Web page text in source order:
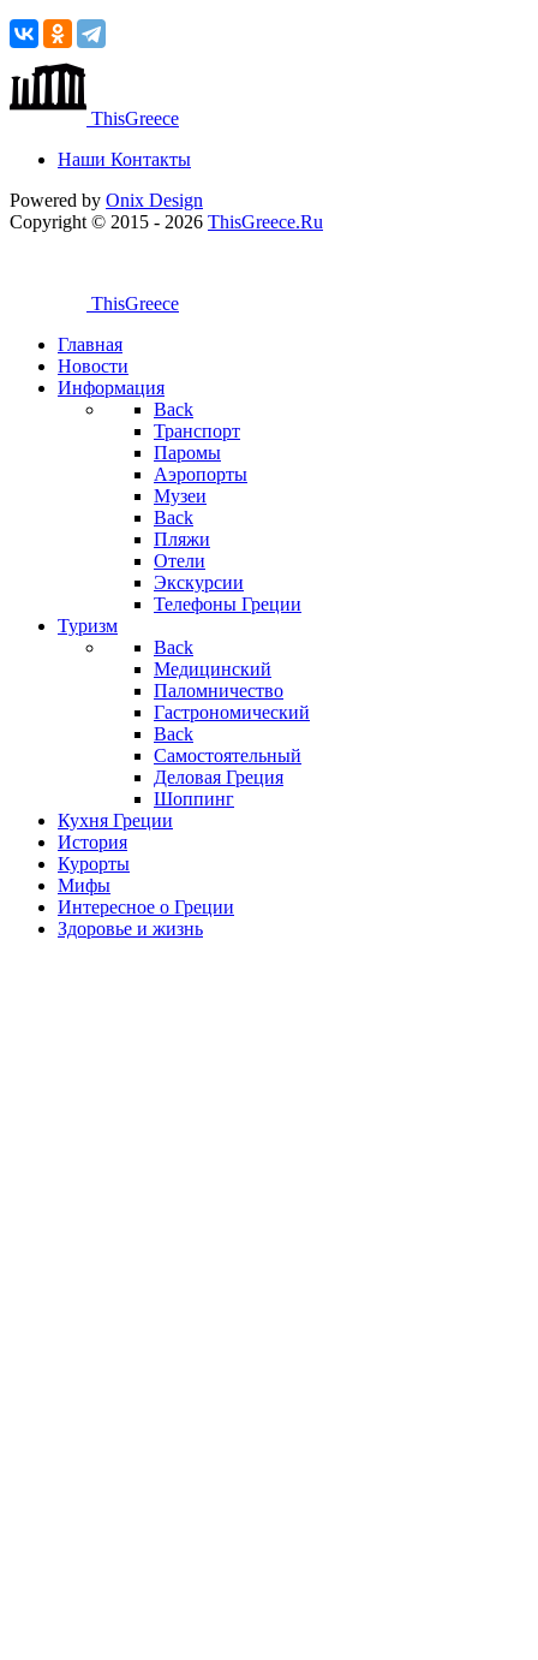
ThisGreece
Наши Контакты
Powered by Onix Design
Copyright © 2015 - 2026 ThisGreece.Ru
ThisGreece
Главная
Новости
Информация
Back
Транспорт
Паромы
Аэропорты
Музеи
Back
Пляжи
Отели
Экскурсии
Телефоны Греции
Туризм
Back
Медицинский
Паломничество
Гастрономический
Back
Самостоятельный
Деловая Греция
Шоппинг
Кухня Греции
История
Курорты
Мифы
Интересное о Греции
Здоровье и жизнь